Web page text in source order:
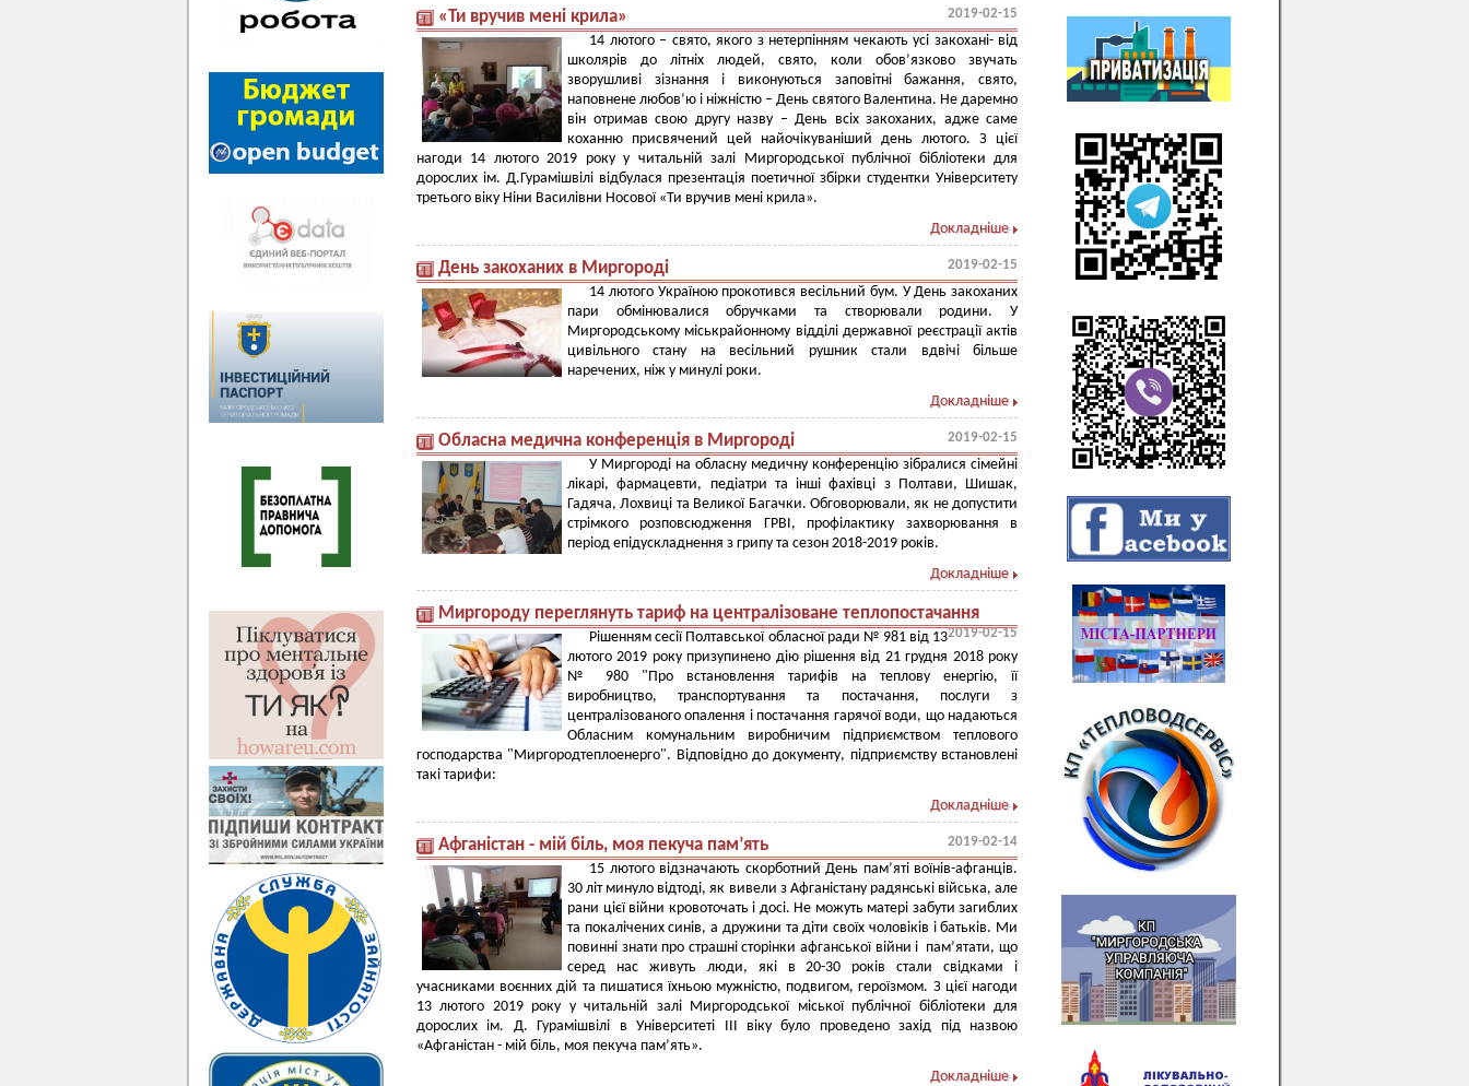
«Ти вручив мені крила» 2019-02-15
14 лютого – свято, якого з нетерпінням чекають усі закохані- від
школярів до літніх людей, свято, коли обов’язково звучать
зворушливі зізнання і виконуються заповітні бажання, свято,
наповнене любов’ю і ніжністю – День святого Валентина. Не даремно
він отримав свою другу назву – День всіх закоханих, адже саме
коханню присвячений цей найочікуваніший день лютого. З цієї
нагоди 14 лютого 2019 року у читальній залі Миргородської публічної бібліотеки для
дорослих ім. Д.Гурамішвілі відбулася презентація поетичної збірки студентки Університету
третього віку Ніни Василівни Носової «Ти вручив мені крила».
Докладніше
День закоханих в Миргороді 2019-02-15
14 лютого Україною прокотився весільний бум. У День закоханих
пари обмінювалися обручками та створювали родини. У
Миргородському міськрайонному відділі державної реєстрації актів
цивільного стану на весільний рушник стали вдвічі більше
наречених, ніж у минулі роки.
Докладніше
Обласна медична конференція в Миргороді 2019-02-15
У Миргороді на обласну медичну конференцію зібралися сімейні
лікарі, фармацевти, педіатри та інші фахівці з Полтави, Шишак,
Гадяча, Лохвиці та Великої Багачки. Обговорювали, як не допустити
стрімкого розповсюдження ГРВІ, профілактику захворювання в
період епідускладнення з грипу та сезон 2018-2019 років.
Докладніше
Миргороду переглянуть тариф на централізоване теплопостачання
2019-02-15
Рішенням сесії Полтавської обласної ради № 981 від 13
лютого 2019 року призупинено дію рішення від 21 грудня 2018 року
№ 980 "Про встановлення тарифів на теплову енергію, її
виробництво, транспортування та постачання, послуги з
централізованого опалення і постачання гарячої води, що надаються
Обласним комунальним виробничим підприємством теплового
господарства "Миргородтеплоенерго". Відповідно до документу, підприємству встановлені
такі тарифи:
Докладніше
Афганістан - мій біль, моя пекуча пам’ять 2019-02-14
15 лютого відзначають скорботний День пам’яті воїнів-афганців.
30 літ минуло відтоді, як вивели з Афганістану радянські війська, але
рани цієї війни кровоточать і досі. Не можуть матері забути загиблих
та покалічених синів, а дружини та діти своїх чоловіків і батьків. Ми
повинні знати про страшні сторінки афганської війни і пам’ятати, що
серед нас живуть люди, які в 20-30 років стали свідками і
учасниками воєнних дій та пишатися їхньою мужністю, подвигом, героїзмом. З цієї нагоди
13 лютого 2019 року у читальній залі Миргородської міської публічної бібліотеки для
дорослих ім. Д. Гурамішвілі в Університеті III віку було проведено захід під назвою
«Афганістан - мій біль, моя пекуча пам’ять».
Докладніше